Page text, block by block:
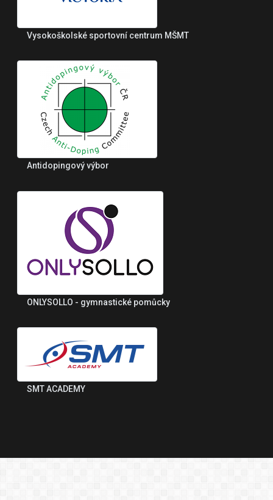
Vysokoškolské sportovní centrum MŠMT
Antidopingový výbor
ONLYSOLLO - gymnastické pomůcky
SMT ACADEMY